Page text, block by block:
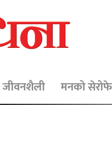
जीवनशैली मनको